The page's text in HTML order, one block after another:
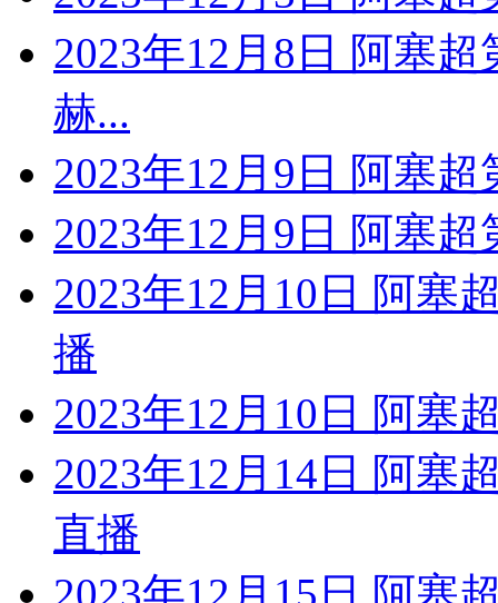
2023年12月8日 阿塞
赫...
2023年12月9日 阿塞
2023年12月9日 阿塞
2023年12月10日 阿塞
播
2023年12月10日 阿塞
2023年12月14日 阿塞
直播
2023年12月15日 阿塞